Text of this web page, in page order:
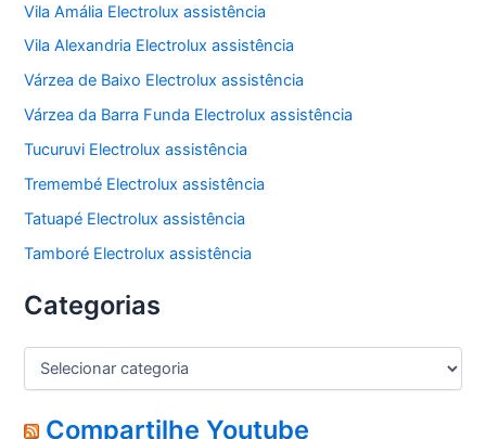
Vila Amália Electrolux assistência
Vila Alexandria Electrolux assistência
Várzea de Baixo Electrolux assistência
Várzea da Barra Funda Electrolux assistência
Tucuruvi Electrolux assistência
Tremembé Electrolux assistência
Tatuapé Electrolux assistência
Tamboré Electrolux assistência
Categorias
C
e
Compartilhe Youtube